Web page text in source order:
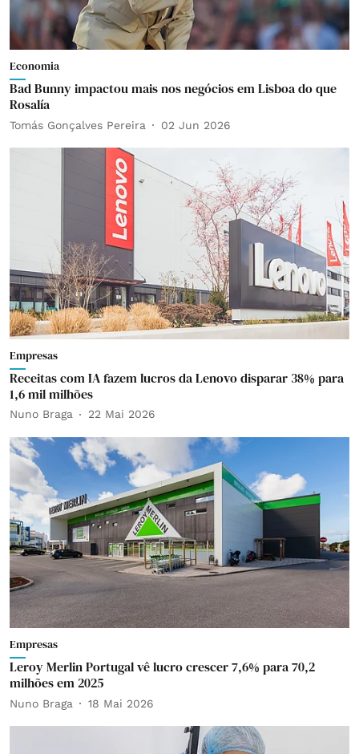
Economia
Bad Bunny impactou mais nos negócios em Lisboa do que
Rosalía
Tomás Gonçalves Pereira 02 Jun 2026
Empresas
Receitas com IA fazem lucros da Lenovo disparar 38% para
1,6 mil milhões
Nuno Braga 22 Mai 2026
Empresas
Leroy Merlin Portugal vê lucro crescer 7,6% para 70,2
milhões em 2025
Nuno Braga 18 Mai 2026